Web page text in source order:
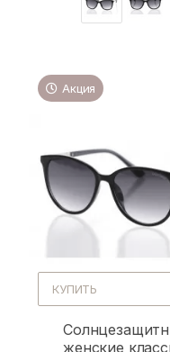
Акция
КУПИТЬ
женские